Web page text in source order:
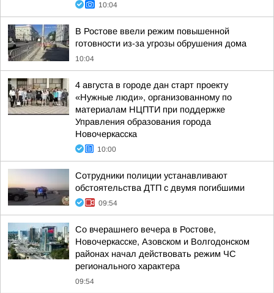
10:04
В Ростове ввели режим повышенной
готовности из-за угрозы обрушения дома
10:04
4 августа в городе дан старт проекту
«Нужные люди», организованному по
материалам НЦПТИ при поддержке
Управления образования города
Новочеркасска
10:00
Сотрудники полиции устанавливают
обстоятельства ДТП с двумя погибшими
09:54
Со вчерашнего вечера в Ростове,
Новочеркасске, Азовском и Волгодонском
районах начал действовать режим ЧС
регионального характера
09:54